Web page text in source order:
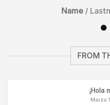
Name /
FROM
¡Hola
Marzo